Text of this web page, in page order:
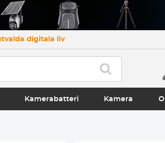
digitala liv
Kamerabatteri Kamera